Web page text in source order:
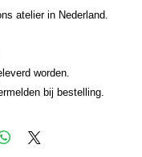
atelier in Nederland.
worden.
bij bestelling.